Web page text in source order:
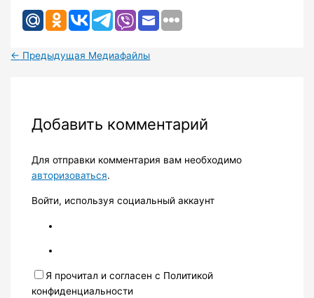
← Предыдущая Медиафайлы
Добавить комментарий
Для отправки комментария вам необходимо
авторизоваться.
Войти, используя социальный аккаунт
Я прочитал и согласен с Политикой
конфиденциальности